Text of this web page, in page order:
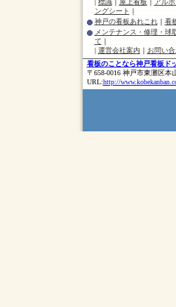
標識 屋上看板 アル
ングシート ｜
神戸の看板あれこれ ｜ 看
メンテナンス・修理・球
て ｜
| 運営会社案内 ｜ お問い
看板のことなら神戸看板ド
〒658-0016 神戸市東灘区
URL:http://